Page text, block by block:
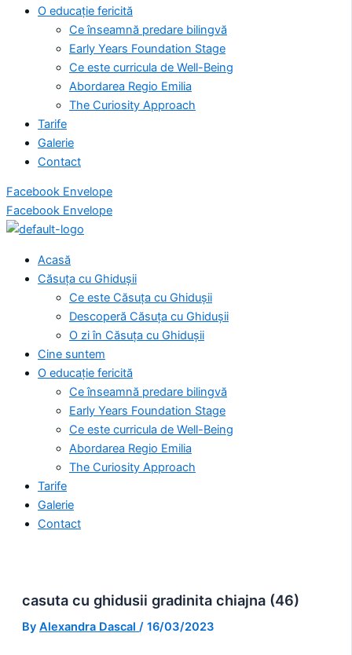
O educație fericită
Ce înseamnă predare bilingvă
Early Years Foundation Stage
Ce este curricula de Well-Being
Abordarea Regio Emilia
The Curiosity Approach
Tarife
Galerie
Contact
Facebook Envelope
Facebook Envelope
Acasă
Căsuța cu Ghidușii
Ce este Căsuța cu Ghidușii
Descoperă Căsuța cu Ghidușii
O zi în Căsuța cu Ghidușii
Cine suntem
O educație fericită
Ce înseamnă predare bilingvă
Early Years Foundation Stage
Ce este curricula de Well-Being
Abordarea Regio Emilia
The Curiosity Approach
Tarife
Galerie
Contact
casuta cu ghidusii gradinita chiajna (46)
By Alexandra Dascal / 16/03/2023